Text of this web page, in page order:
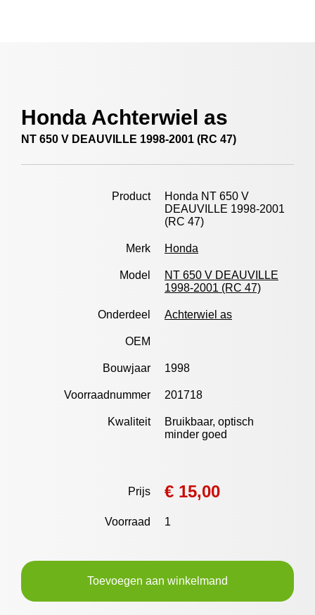
Honda Achterwiel as
NT 650 V DEAUVILLE 1998-2001 (RC 47)
Product
Honda NT 650 V
DEAUVILLE 1998-2001
(RC 47)
Merk Honda
Model
NT 650 V DEAUVILLE
1998-2001 (RC 47)
Onderdeel Achterwiel as
OEM
Bouwjaar 1998
Voorraadnummer 201718
Kwaliteit
Bruikbaar, optisch
minder goed
Prijs € 15,00
Voorraad 1
Toevoegen aan winkelmand